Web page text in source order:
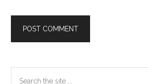
Primary